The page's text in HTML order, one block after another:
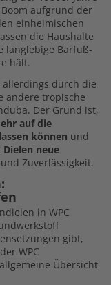
aufgrund der
einheimischen
die Haushalte
langlebige Barfuß-
hält.
durch die
andere tropische
Der Grund ist,
auf die
können und
Dielen neue
Zuverlässigkeit.
in WPC
gibt,
WPC
Übersicht